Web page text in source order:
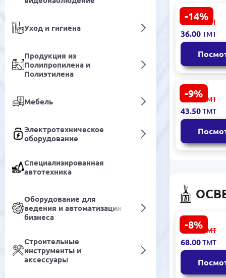
Уход и гигиена
Продукция из
Полипропилена и
Полиэтилена
Мебель
Электротехническое
оборудование
Специализированная
автотехника
Оборудование для
ведения и автоматизации
бизнеса
Строительные
инструменты и
аксессуары
-14%
MONA
белья 3л
упаковка
42.00 ТМТ
36.00ТМТ
-9%
SAP
для белья 4 л,
цветочный
48.00ТМТ
43.50ТМТ
-8%
LOREVA
Освежитель
воздуха
Море 250 мл
74.00ТМТ
68.00ТМТ